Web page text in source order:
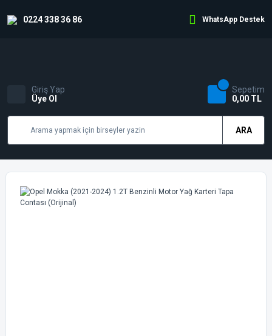
0224 338 36 86 WhatsApp Destek
ARA
Giriş Yap
Üye Ol
Sepetim
0,00 TL